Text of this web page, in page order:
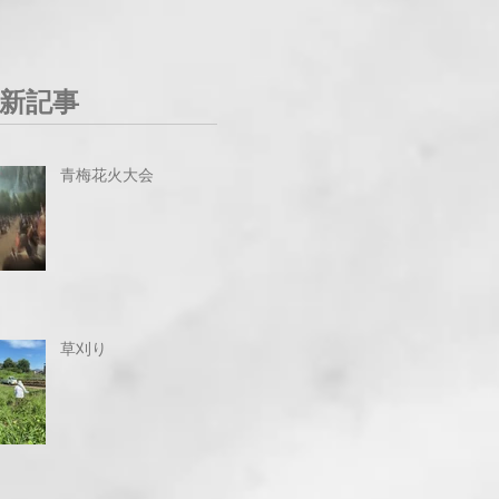
記事
青梅花火大会
草刈り